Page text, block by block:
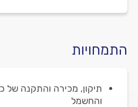
התמחויות
תיקון, מכירה והתקנה של
והחשמל